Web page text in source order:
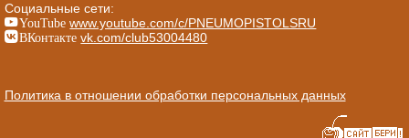
Социальные сети:
YouTube www.youtube.com/c/PNEUMOPISTOLSRU
ВКонтакте vk.com/club53004480
Политика в отношении обработки персональных данных